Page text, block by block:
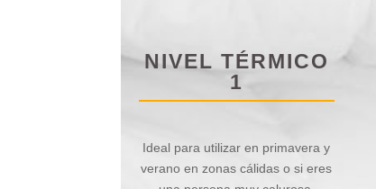
NIVEL TÉRMICO
1
Ideal para utilizar en primavera y
verano en zonas cálidas o si eres